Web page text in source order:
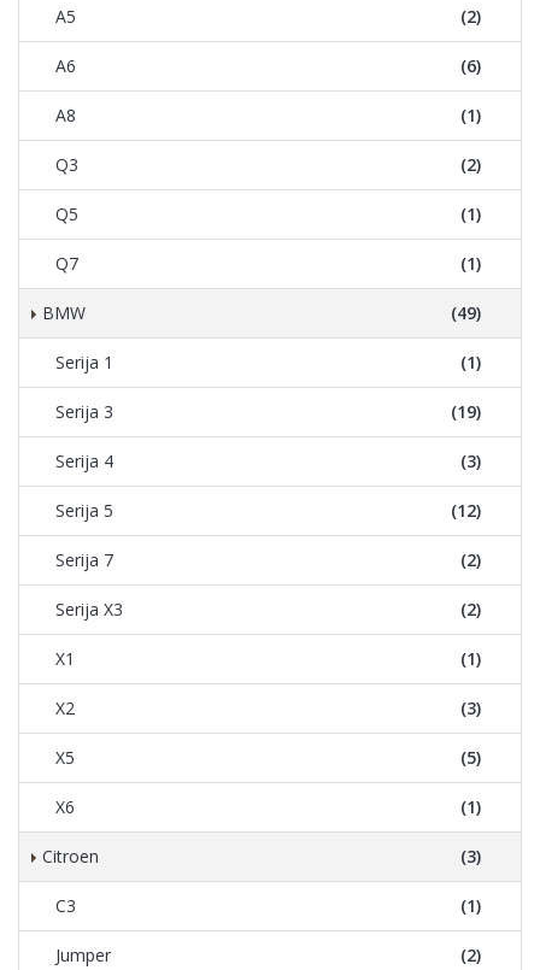
A5 (2)
A6 (6)
A8 (1)
Q3 (2)
Q5 (1)
Q7 (1)
BMW (49)
Serija 1 (1)
Serija 3 (19)
Serija 4 (3)
Serija 5 (12)
Serija 7 (2)
Serija X3 (2)
X1 (1)
X2 (3)
X5 (5)
X6 (1)
Citroen (3)
C3 (1)
Jumper (2)